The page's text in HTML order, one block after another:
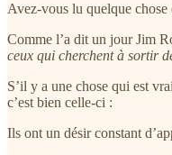
Avez-vous lu quelque chose
Comme l’a dit un jour Jim
ceux qui cherchent à sortir
S’il y a une chose qui est
c’est bien celle-ci :
Ils ont un désir constant